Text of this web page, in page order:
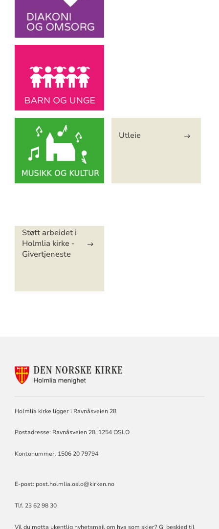
Utleie
Artikkelsnarveger
Støtt arbeidet i
Holmlia kirke -
Givertjeneste
KONTAKTINFORMASJON
Holmlia kirke ligger i Ravnåsveien 28
Postadresse: Ravnåsveien 28, 1254 OSLO
Kontonummer. 1506 20 79794
E-post: post.holmlia.oslo@kirken.no
Tlf. 23 62 98 30
Vil du motta ukentlig nyhetsmail om hva som skjer? Gi beskjed til